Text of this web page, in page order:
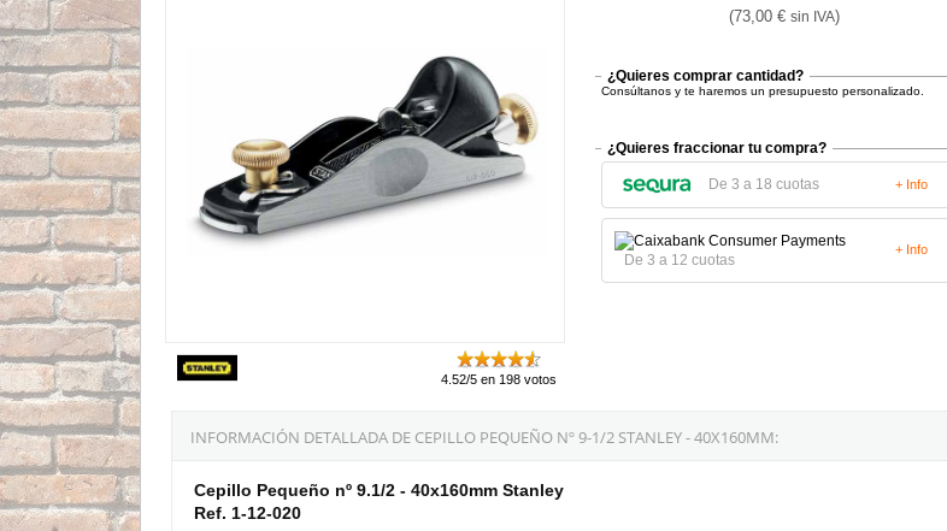
4.52/5 en 198 votos
(73,00 €sin IVA)
¿Quieres comprar cantidad?
Consúltanos y te haremos un presupuesto personalizado.
¿Quieres fraccionar tu compra?
De 3 a 18 cuotas + Info
De 3 a 12 cuotas
+ Info
INFORMACIÓN DETALLADA DE CEPILLO PEQUEÑO Nº 9-1/2 STANLEY - 40X160MM:
Cepillo Pequeño nº 9.1/2 - 40x160mm Stanley
Ref. 1-12-020